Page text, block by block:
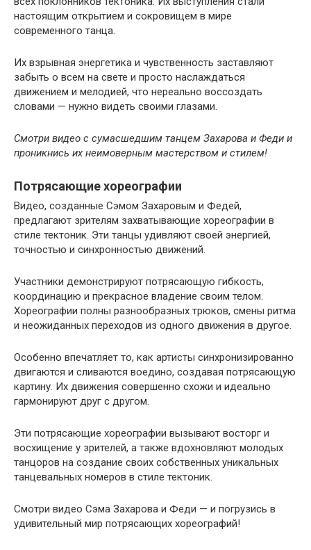
настоящим открытием и сокровищем в мире
современного танца.
Их взрывная энергетика и чувственность заставляют
забыть о всем на свете и просто наслаждаться
движением и мелодией, что нереально воссоздать
словами — нужно видеть своими глазами.
Смотри видео с сумасшедшим танцем Захарова и Феди и
проникнись их неимоверным мастерством и стилем!
Потрясающие хореографии
Видео, созданные Сэмом Захаровым и Федей,
предлагают зрителям захватывающие хореографии в
стиле тектоник. Эти танцы удивляют своей энергией,
точностью и синхронностью движений.
Участники демонстрируют потрясающую гибкость,
координацию и прекрасное владение своим телом.
Хореографии полны разнообразных трюков, смены ритма
и неожиданных переходов из одного движения в другое.
Особенно впечатляет то, как артисты синхронизированно
двигаются и сливаются воедино, создавая потрясающую
картину. Их движения совершенно схожи и идеально
гармонируют друг с другом.
Эти потрясающие хореографии вызывают восторг и
восхищение у зрителей, а также вдохновляют молодых
танцоров на создание своих собственных уникальных
танцевальных номеров в стиле тектоник.
Смотри видео Сэма Захарова и Феди — и погрузись в
удивительный мир потрясающих хореографий!